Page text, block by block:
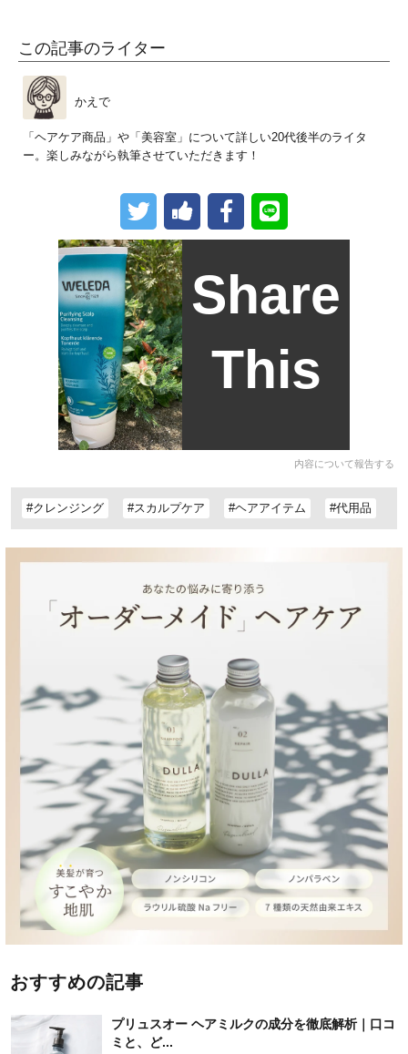
この記事のライター
かえで
「ヘアケア商品」や「美容室」について詳しい20代後半のライタ
ー。楽しみながら執筆させていただきます！
Share
This
内容について報告する
#クレンジング #スカルプケア #ヘアアイテム #代用品
おすすめの記事
プリュスオー ヘアミルクの成分を徹底解析｜口コ
ミと、ど...